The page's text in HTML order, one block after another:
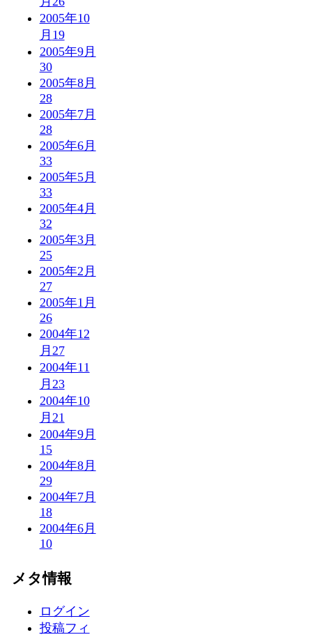
2005年10
月 19
2005年9月
30
2005年8月
28
2005年7月
28
2005年6月
33
2005年5月
33
2005年4月
32
2005年3月
25
2005年2月
27
2005年1月
26
2004年12
月 27
2004年11
月 23
2004年10
月 21
2004年9月
15
2004年8月
29
2004年7月
18
2004年6月
10
メタ情報
ログイン
投稿フィ